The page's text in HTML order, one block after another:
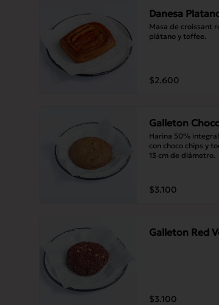
Danesa
Masa de croissant
plátano y toffee.
$2.600
Galleton
Harina 50%
con choco chips y
13 cm de diámetro.
$3.100
Galleton Red
$3.100